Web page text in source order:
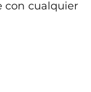
con cualquier